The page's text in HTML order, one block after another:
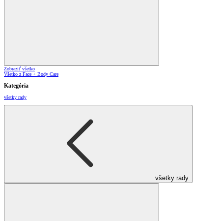
Zobraziť všetko
Všetko z Face + Body Care
Kategória
všetky rady
všetky rady